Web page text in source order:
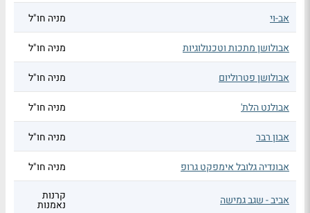
אב-וי מניה חו"ל
אבולושן מתכות וטכנולוגיות מניה חו"ל
אבולושן פטרוליום מניה חו"ל
אבולנט הלת' מניה חו"ל
אבון רבר מניה חו"ל
אבונדיה גלובל אימפקט גרופ מניה חו"ל
אביב - שגב גמישה קרנות
נאמנות